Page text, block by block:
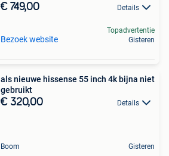
€ 749,00 Details
Bezoek website
Topadvertentie
Gisteren
als nieuwe hissense 55 inch 4k bijna niet
gebruikt
€ 320,00 Details
Boom Gisteren